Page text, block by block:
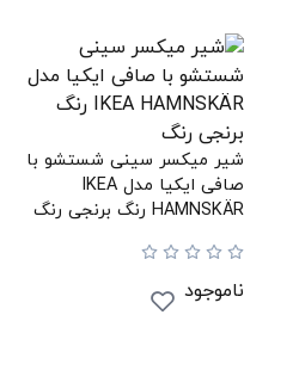
شیر میکسر سینی شستشو با
صافی ایکیا مدل IKEA
HAMNSKÄR رنگ برنجی رنگ
ناموجود